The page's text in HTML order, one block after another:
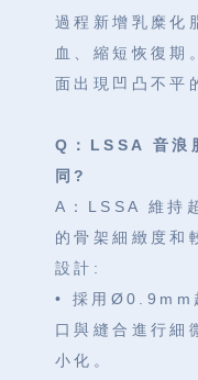
過程新增乳糜化
血、縮短恢復期
面出現凹凸不平
Q：LSSA 音浪
同?
A：LSSA 維持
的骨架細緻度和
設計:
• 採用Ø0.9mm
口與縫合進行
小化。